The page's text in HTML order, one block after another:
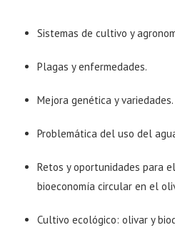
Sistemas de cultivo y
Plagas y enfermedades.
Mejora genética y variedades.
Problemática del uso del
Retos y oportunidades para
bioeconomía circular en el
Cultivo ecológico: olivar y